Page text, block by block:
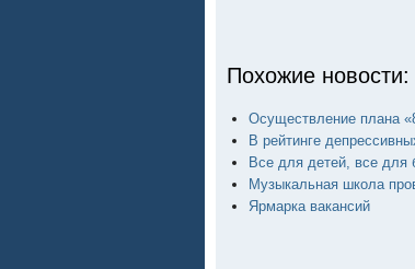
Похожие новости:
Осуществление плана
В рейтинге
Все для детей, все для
Музыкальная школа
Ярмарка вакансий